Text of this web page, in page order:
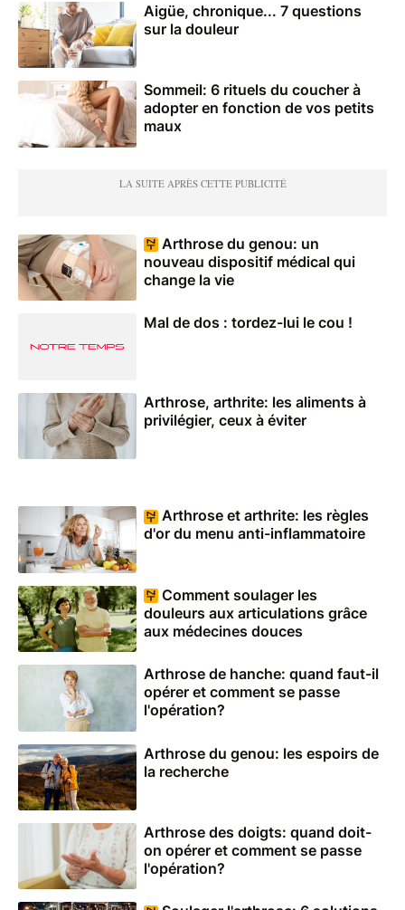
Aigüe, chronique... 7 questions
sur la douleur
Sommeil: 6 rituels du coucher à
adopter en fonction de vos petits
maux
Arthrose du genou: un
nouveau dispositif médical qui
change la vie
Mal de dos : tordez-lui le cou !
Arthrose, arthrite: les aliments à
privilégier, ceux à éviter
Arthrose et arthrite: les règles
d'or du menu anti-inflammatoire
Comment soulager les
douleurs aux articulations grâce
aux médecines douces
Arthrose de hanche: quand faut-il
opérer et comment se passe
l'opération?
Arthrose du genou: les espoirs de
la recherche
Arthrose des doigts: quand doit-
on opérer et comment se passe
l'opération?